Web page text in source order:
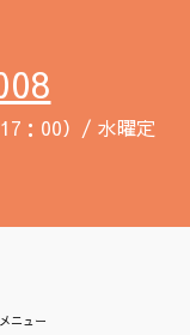
：00）/ 水曜定
メニュー